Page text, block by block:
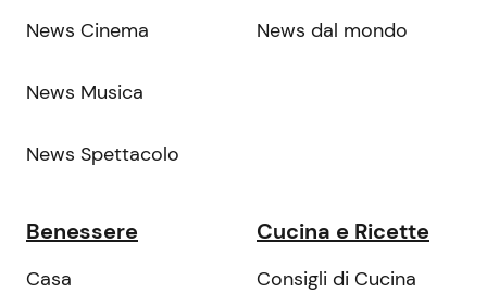
News Cinema
News Musica
News Spettacolo
News dal mondo
Benessere
Casa
Cucina e Ricette
Consigli di Cucina